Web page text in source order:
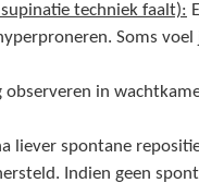
techniek faalt):
Soms
in
liever spontane
Indien geen